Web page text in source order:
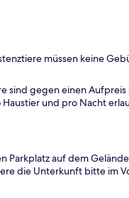
müssen keine
sind gegen einen Aufpreis
Haustier und pro Nacht
Parkplatz auf dem
die Unterkunft bitte im